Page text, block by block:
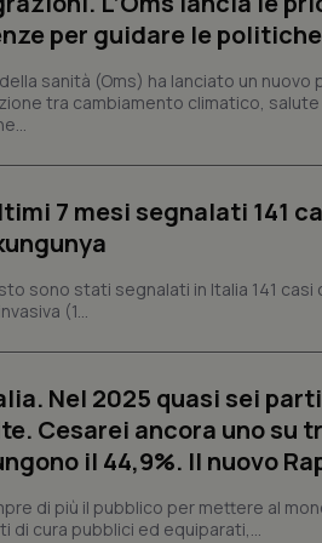
per guidare le
sanità (Oms) ha lanciato un
tra cambiamento climatico,
7 mesi segnalati 141
sono stati segnalati in Italia 141
(1...
Nel 2025 quasi sei
Cesarei ancora uno su
il 44,9%. Il nuovo
di più il pubblico per mettere al
di cura pubblici ed equiparati,...
CookieScript
www.quotidianosanita.it
5 mesi 3
settimane
settimane
.quotidianosanita.it
mese
PHP.net
www.quotidianosanita.it
Sessione